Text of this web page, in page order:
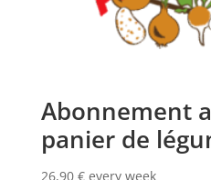
Abonnement
panier de
26,90 €every week